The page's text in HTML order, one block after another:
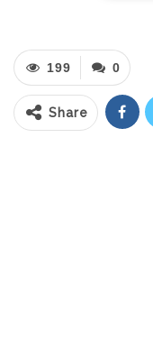
berlangsung0
199
Share